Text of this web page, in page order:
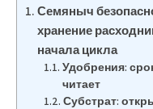
Семяныч
хранение
начала цикла
Удобрения:
читает
Субстрат: